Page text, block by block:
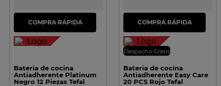
Bateria de cocina
Antiadherente Platinum
Negro 12 Piezas Tefal
Despacho Gratis
Bateria de cocina
Antiadherente Easy Care
20 PCS Rojo Tefal